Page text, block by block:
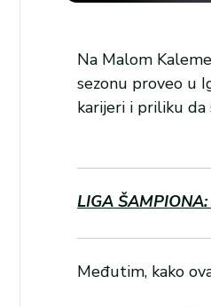
Na Malom
sezonu proveo u
karijeri i priliku da
LIGA
Međutim, kako